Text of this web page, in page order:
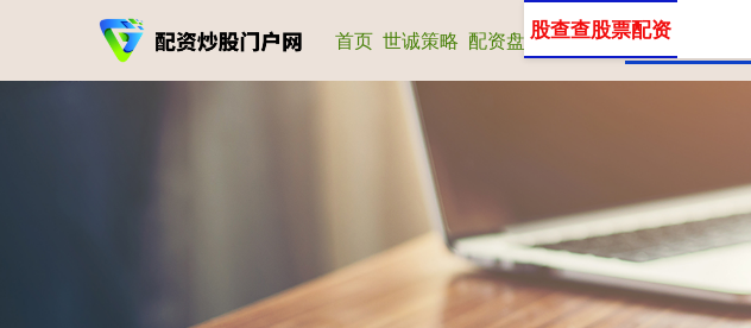
首页 世诚策略 配资盘股票配资网 股查查股票配资
股查查股票配资